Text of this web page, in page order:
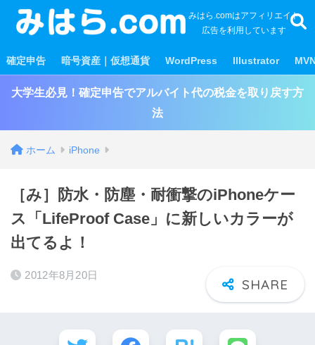
みはら.comはアフィリエイト
広告を利用しています
確定申告 暗号資産｜仮想通貨 WordPress Illustrator
大学生必見！確定申告でアルバイト代の税金を取り戻す方
法
ホーム iPhone
［み］防水・防塵・耐衝撃のiPhoneケー
ス「LifeProof Case」に新しいカラーが
出てるよ！
2012年8月20日